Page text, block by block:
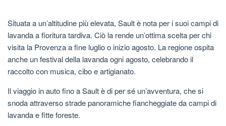
Situata a un’altitudine più elevata, Sault è nota per i suoi campi di
lavanda a fioritura tardiva. Ciò la rende un’ottima scelta per chi
visita la Provenza a fine luglio o inizio agosto. La regione ospita
anche un festival della lavanda ogni agosto, celebrando il
raccolto con musica, cibo e artigianato.
Il viaggio in auto fino a Sault è di per sé un’avventura, che si
snoda attraverso strade panoramiche fiancheggiate da campi di
lavanda e fitte foreste.